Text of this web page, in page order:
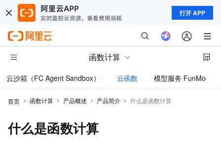
打开 APP
函数计算
云沙箱（FC Agent Sandbox） 云函数 模型服务 FunModel
首页 函数计算 产品概述 产品简介 什么是函数计算
什么是函数计算